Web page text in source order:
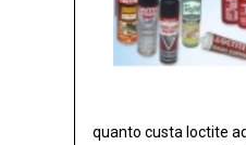
quanto custa loctite